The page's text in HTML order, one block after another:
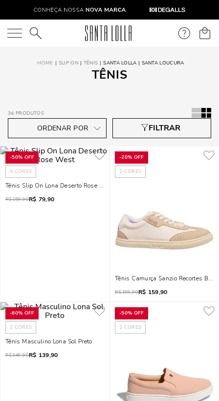
O que você está procurando?
SLIP ON TÊNIS SANTA LOLLA | SANTA LOUCURA
TÊNIS
34 PRODUTOS
-50% OFF
4 CORES
Tênis Slip On Lona Deserto Rose West
R$159,90R$ 79,90
-20% OFF
2 CORES
Tênis Camurça Sanzio Recortes
R$199,90R$ 159,90
-60% OFF
2 CORES
Tênis Masculino Lona Sol Preto
R$349,90R$ 139,90
-50% OFF
2 CORES